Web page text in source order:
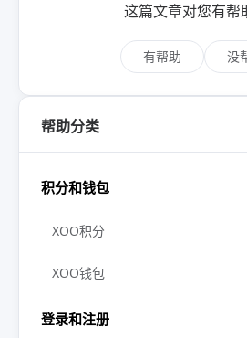
帮助分类
积分和钱包
XOO积分
XOO钱包
登录和注册
这篇文章对您有帮
有帮助 没